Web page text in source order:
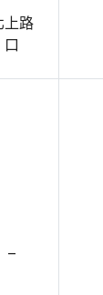
上路
口
–